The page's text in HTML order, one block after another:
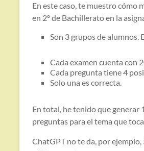
En este caso, te muestro cómo
en 2º de Bachillerato en la
Son 3 grupos de alumnos.
Cada examen cuenta con
Cada pregunta tiene 4
Solo una es correcta.
En total, he tenido que generar
preguntas para el tema que
ChatGPT no te da, por